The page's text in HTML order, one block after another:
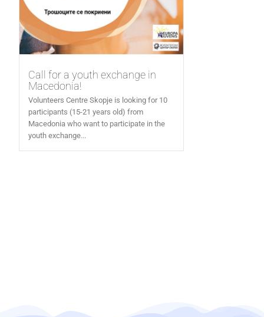
Call for a youth exchange in
Macedonia!
Volunteers Centre Skopje is looking for 10
participants (15-21 years old) from
Macedonia who want to participate in the
youth exchange...